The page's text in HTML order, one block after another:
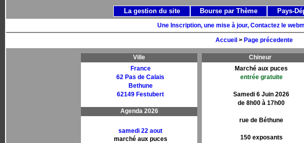
Une Inscription, une mise à jour, Contactez le
Accueil > Page précedente
Ville
France
62 Pas de Calais
Bethune
62149 Festubert
Agenda 2026
samedi 22 aout
marché aux puces
Chineur
Marché aux puces
entrée gratuite
Samedi 6 Juin 2026
de 8h00 à 17h00
rue de Béthune
150 exposants
La gestion du site Bourse par Thème Pays-